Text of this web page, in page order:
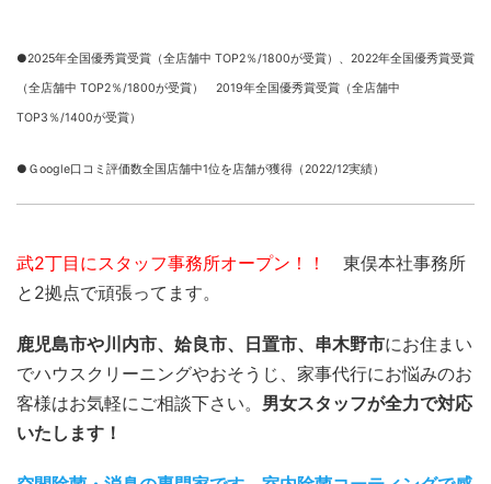
●2025年全国優秀賞受賞（全店舗中 TOP2％/1800が受賞）、 2022年全国優秀賞受賞
（全店舗中 TOP2％/1800が受賞） 2019年全国優秀賞受賞（全店舗中
TOP3％/1400が受賞）
●Ｇoogle口コミ評価数全国店舗中1位を店舗が獲得（2022/12実績）
武2丁目にスタッフ事務所オープン！！
東俣本社事務所
と2拠点で頑張ってます。
鹿児島市や川内市、姶良市、日置市、串木野市にお住まい
でハウスクリーニングやおそうじ、家事代行にお悩みのお
客様はお気軽にご相談下さい。 男女スタッフが全力で対応
いたします！